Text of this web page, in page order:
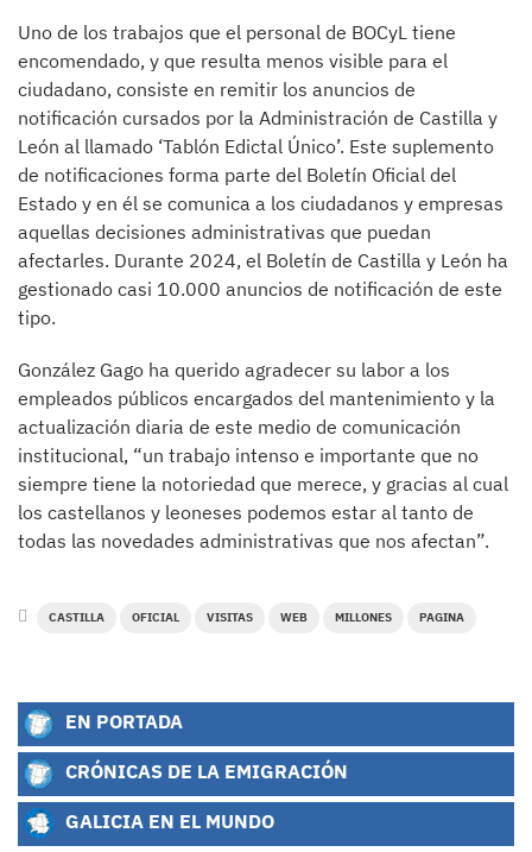
Uno de los trabajos que el personal de BOCyL tiene
encomendado, y que resulta menos visible para el
ciudadano, consiste en remitir los anuncios de
notificación cursados por la Administración de Castilla y
León al llamado ‘Tablón Edictal Único’. Este suplemento
de notificaciones forma parte del Boletín Oficial del
Estado y en él se comunica a los ciudadanos y empresas
aquellas decisiones administrativas que puedan
afectarles. Durante 2024, el Boletín de Castilla y León ha
gestionado casi 10.000 anuncios de notificación de este
tipo.
González Gago ha querido agradecer su labor a los
empleados públicos encargados del mantenimiento y la
actualización diaria de este medio de comunicación
institucional, “un trabajo intenso e importante que no
siempre tiene la notoriedad que merece, y gracias al cual
los castellanos y leoneses podemos estar al tanto de
todas las novedades administrativas que nos afectan”.
CASTILLA OFICIAL VISITAS WEB MILLONES PAGINA
EN PORTADA
CRÓNICAS DE LA EMIGRACIÓN
GALICIA EN EL MUNDO